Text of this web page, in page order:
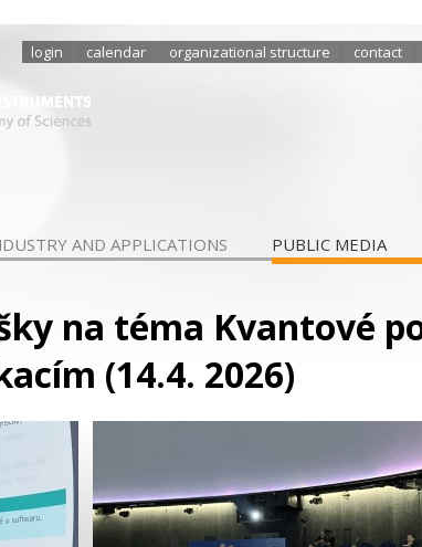
login calendar organizational structure contact
AND APPLICATIONS PUBLIC MEDIA
na téma Kvantové
(14.4. 2026)